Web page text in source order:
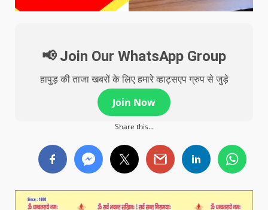
📢 Join Our WhatsApp Group
हापुड़ की ताजा खबरों के लिए हमारे व्हाट्सएप ग्रुप से जुड़े
Join Now
Share this...